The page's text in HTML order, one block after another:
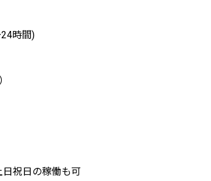
時間)
祝日の稼働も可